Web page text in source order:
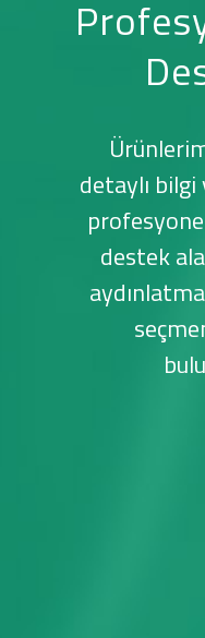
detaylı bilgi
destek